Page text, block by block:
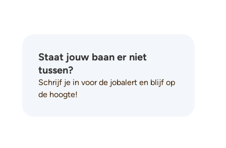
Staat jouw baan er niet
tussen?
Schrijf je in voor de jobalert en blijf op
de hoogte!